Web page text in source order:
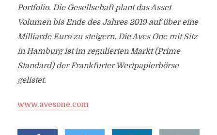
Portfolio. Die Gesellschaft plant das Asset-
Volumen bis Ende des Jahres 2019 auf über eine
Milliarde Euro zu steigern. Die Aves One mit Sitz
in Hamburg ist im regulierten Markt (Prime
Standard) der Frankfurter Wertpapierbörse
gelistet.
www.avesone.com